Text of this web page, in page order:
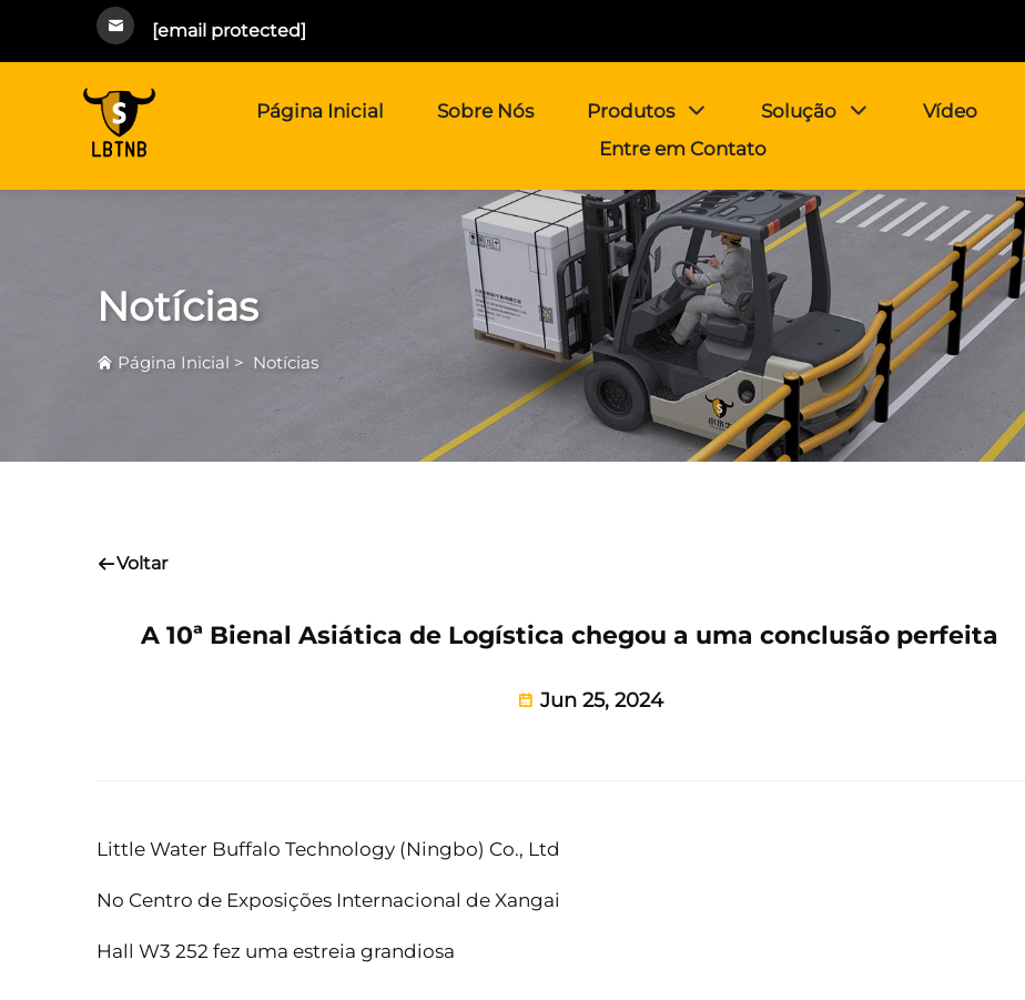
[email protected]
Página Inicial Sobre Nós Produtos Solução Vídeo
Entre em Contato
Notícias
Página Inicial > Notícias
Voltar
A 10ª Bienal Asiática de Logística chegou a uma conclusão perfeita
Jun 25, 2024
Little Water Buffalo Technology (Ningbo) Co., Ltd
No Centro de Exposições Internacional de Xangai
Hall W3 252 fez uma estreia grandiosa